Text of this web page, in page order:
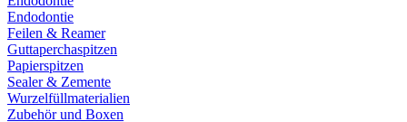
Endodontie
Feilen & Reamer
Guttaperchaspitzen
Papierspitzen
Sealer & Zemente
Wurzelfüllmaterialien
Zubehör und Boxen